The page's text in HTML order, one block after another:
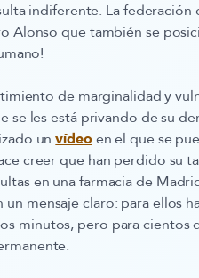
indiferente. La federación
Alonso que también se
de marginalidad y
se les está privando de su
unvídeoen el que se
creer que han perdido su
en una farmacia de
mensaje claro: para ellos
minutos, pero para cientos